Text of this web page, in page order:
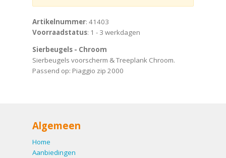
Artikelnummer: 41403
Voorraadstatus: 1 - 3 werkdagen
Sierbeugels - Chroom
Sierbeugels voorscherm & Treeplank Chroom.
Passend op: Piaggio zip 2000
Algemeen
Home
Aanbiedingen